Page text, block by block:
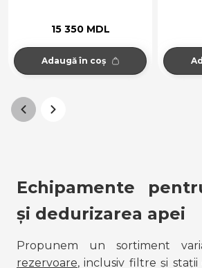
15 350 MDL
Adaugă în coș
Echipamente
și dedurizarea apei
Propunem un sortiment
rezervoare, inclusiv filtre și